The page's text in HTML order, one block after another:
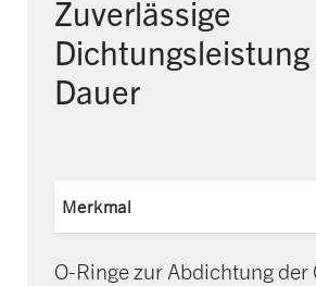
Zuverlässige
Dichtungsleistung
Dauer
Merkmal
O-Ringe zur Abdichtung der